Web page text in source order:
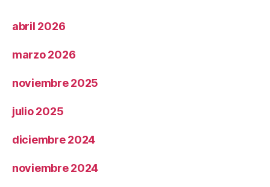
abril 2026
marzo 2026
noviembre 2025
julio 2025
diciembre 2024
noviembre 2024